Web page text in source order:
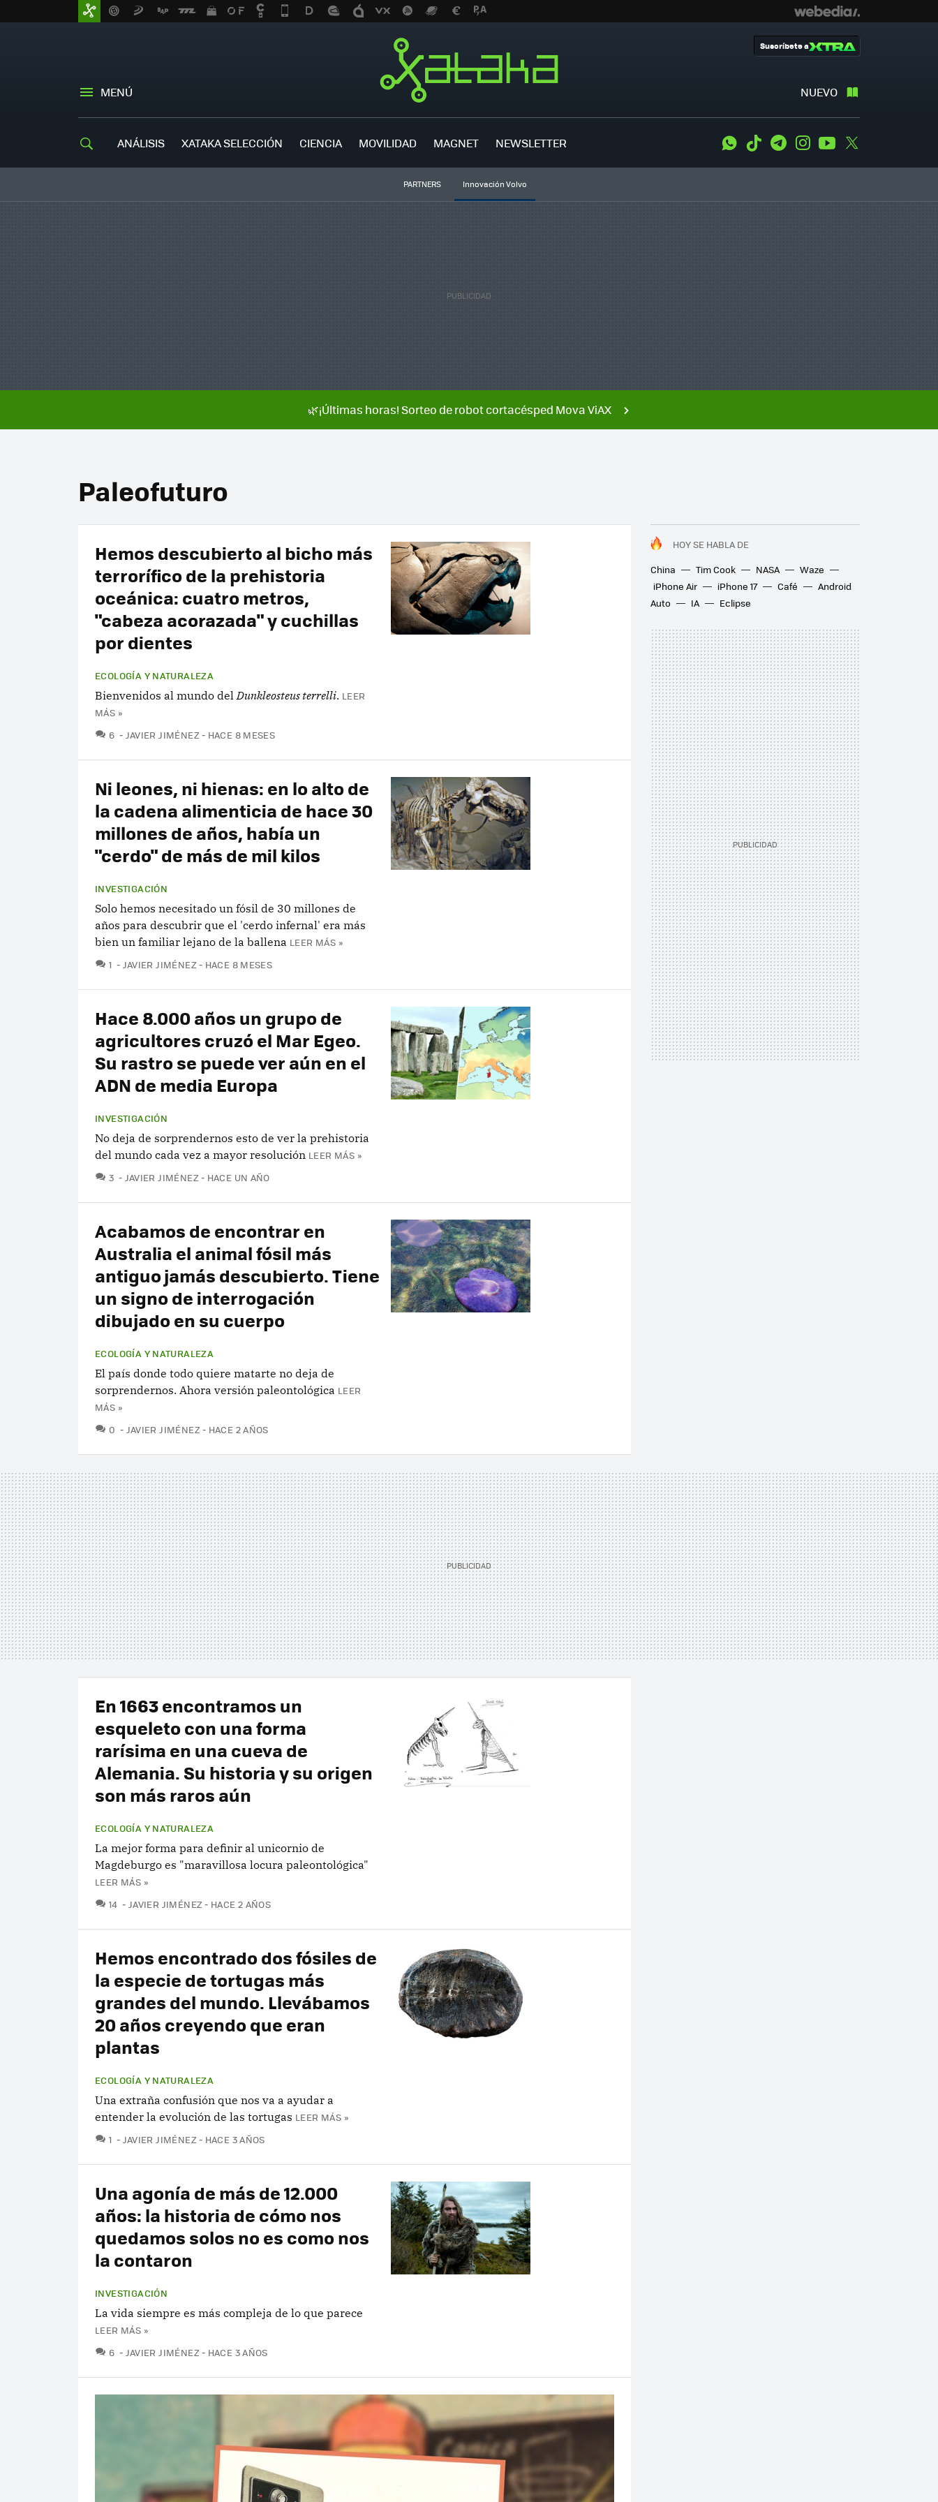
MENÚ NUEVO
Suscríbete a
ANÁLISIS XATAKA SELECCIÓN CIENCIA MOVILIDAD MAGNET NEWSLETTER WhatsApp
Tiktok TelegramInstagramYoutube
PARTNERS Innovación Volvo
🌿¡Últimas horas! Sorteo de robot cortacésped Mova ViAX
Paleofuturo
HOY SE HABLA DE
China
Tim Cook NASA
Waze
iPhone Air
iPhone 17 Café
Android
Auto
IA Eclipse
Hemos descubierto al bicho más
terrorífico de la prehistoria
oceánica: cuatro metros,
"cabeza acorazada" y cuchillas
por dientes
ECOLOGÍA Y NATURALEZA
Bienvenidos al mundo delDunkleosteus terrelli. LEER
MÁS »
6 COMENTARIOS
JAVIER JIMÉNEZ HACE 8 MESES
Ni leones, ni hienas: en lo alto de
la cadena alimenticia de hace 30
millones de años, había un
"cerdo" de más de mil kilos
INVESTIGACIÓN
Solo hemos necesitado un fósil de 30 millones de
años para descubrir que el 'cerdo infernal' era más
bien un familiar lejano de la ballena LEER MÁS »
1 COMENTARIOS
JAVIER JIMÉNEZ HACE 8 MESES
Hace 8.000 años un grupo de
agricultores cruzó el Mar Egeo.
Su rastro se puede ver aún en el
ADN de media Europa
INVESTIGACIÓN
No deja de sorprendernos esto de ver la prehistoria
del mundo cada vez a mayor resolución LEER MÁS »
3 COMENTARIOS
JAVIER JIMÉNEZ HACE UN AÑO
Acabamos de encontrar en
Australia el animal fósil más
antiguo jamás descubierto. Tiene
un signo de interrogación
dibujado en su cuerpo
ECOLOGÍA Y NATURALEZA
El país donde todo quiere matarte no deja de
sorprendernos. Ahora versión paleontológica LEER
MÁS »
0 COMENTARIOS
JAVIER JIMÉNEZ HACE 2 AÑOS
En 1663 encontramos un
esqueleto con una forma
rarísima en una cueva de
Alemania. Su historia y su origen
son más raros aún
ECOLOGÍA Y NATURALEZA
La mejor forma para definir al unicornio de
Magdeburgo es "maravillosa locura paleontológica"
LEER MÁS »
14 COMENTARIOS
JAVIER JIMÉNEZ HACE 2 AÑOS
Hemos encontrado dos fósiles de
la especie de tortugas más
grandes del mundo. Llevábamos
20 años creyendo que eran
plantas
ECOLOGÍA Y NATURALEZA
Una extraña confusión que nos va a ayudar a
entender la evolución de las tortugas LEER MÁS »
1 COMENTARIOS
JAVIER JIMÉNEZ HACE 3 AÑOS
Una agonía de más de 12.000
años: la historia de cómo nos
quedamos solos no es como nos
la contaron
INVESTIGACIÓN
La vida siempre es más compleja de lo que parece
LEER MÁS »
6 COMENTARIOS
JAVIER JIMÉNEZ HACE 3 AÑOS